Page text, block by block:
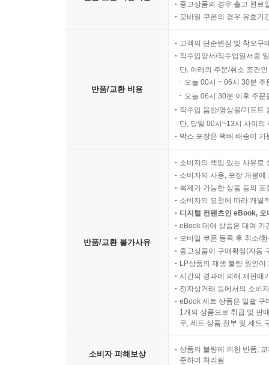
중고상품의 경우 출고 완료
모바일 쿠폰의 경우 유효기
반품/교환 비용
고객의 단순변심 및 착오구
직수입양서/직수입일서중
단, 아래의 주문/취소 조건
오늘 00시 ~ 06시 30분
오늘 06시 30분 이후 주
직수입 음반/영상물/기프트
단, 당일 00시~13시 사이의
박스 포장은 택배 배송이
반품/교환 불가사유
소비자의 책임 있는 사유로
소비자의 사용, 포장 개봉
복제가 가능한 상품 등의
소비자의 요청에 따라 개별
디지털 컨텐츠인 eBook,
eBook 대여 상품은 대여 기
모바일 쿠폰 등록 후 취소/
중고상품이 구매확정(자동
LP상품의 재생 불량 원인
시간의 경과에 의해 재판매
전자상거래 등에서의 소비
eBook 세트 상품은 일괄 구
1개의 상품으로 취급 및 판
우, 세트 상품 전부 및 세트
소비자 피해보상
상품의 불량에 의한 반품,
준하여 처리됨